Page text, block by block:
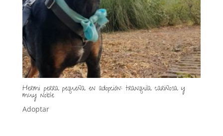
Hermi perra pequeña en adopción: tranquila cariñosa y
muy noble
Adoptar